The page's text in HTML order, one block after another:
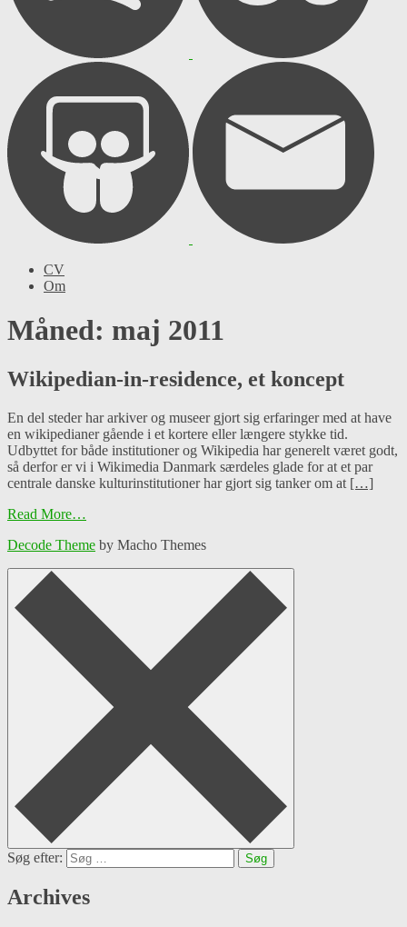
CV
Om
Måned: maj 2011
Wikipedian-in-residence, et koncept
En del steder har arkiver og museer gjort sig erfaringer med at have
en wikipedianer gående i et kortere eller længere stykke tid.
Udbyttet for både institutioner og Wikipedia har generelt været godt,
så derfor er vi i Wikimedia Danmark særdeles glade for at et par
centrale danske kulturinstitutioner har gjort sig tanker om at […]
Read More…
Decode Theme by Macho Themes
Søg efter:
Archives